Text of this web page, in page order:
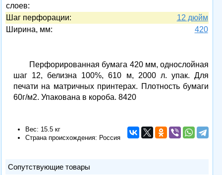
слоев:
Шаг перфорации:
12 дюйм
Ширина, мм:
420
Перфорированная бумага 420 мм, однослойная
шаг 12, белизна 100%, 610 м, 2000 л. упак. Для
печати на матричных принтерах. Плотность бумаги
60г/м2. Упакована в короба. 8420
Вес: 15.5 кг
Страна происхождения: Россия
Сопутствующие товары